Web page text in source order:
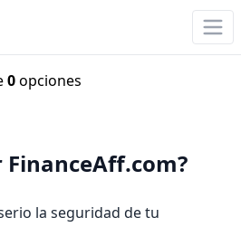
0opciones
FinanceAff.com?
la seguridad de tu